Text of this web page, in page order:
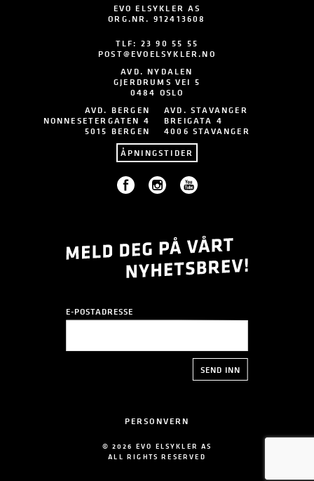
EVO ELSYKLER AS
ORG.NR. 912413608
TLF: 23 90 55 55
POST@EVOELSYKLER.NO
AVD. NYDALEN
GJERDRUMS VEI 5
0484 OSLO
AVD. BERGEN
NONNESETERGATEN 4
5015 BERGEN
AVD. STAVANGER
BREIGATA 4
4006 STAVANGER
ÅPNINGSTIDER
E-POSTADRESSE
PERSONVERN
© 2026 EVO ELSYKLER AS
ALL RIGHTS RESERVED